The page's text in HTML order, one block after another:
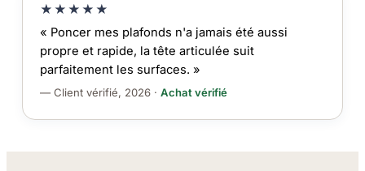
★★★★★
« Poncer mes plafonds n'a jamais été aussi
propre et rapide, la tête articulée suit
parfaitement les surfaces. »
— Client vérifié, 2026 · Achat vérifié